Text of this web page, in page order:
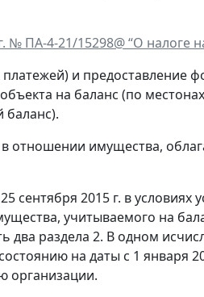
ПА-4-21/15298@ “О налоге
и предоставление
на баланс (по
баланс).
отношении имущества,
2015 г. в условиях
учитываемого на
раздела 2. В одном
на даты с 1 января
организации.